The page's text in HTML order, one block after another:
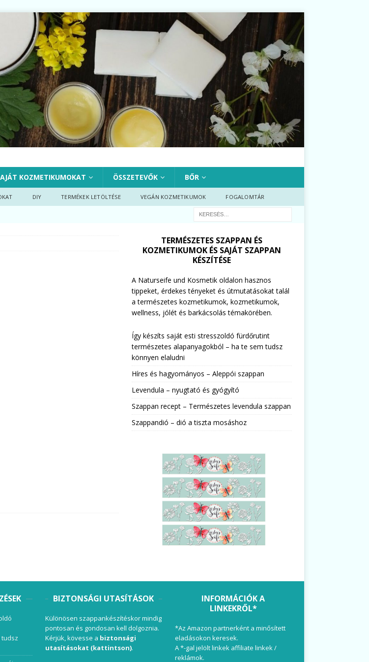
KOZMETIKUMOKAT ÖSSZETEVŐK BŐR
DIY TERMÉKEK LETÖLTÉSE VEGÁN KOZMETIKUMOK FOGALOMTÁR
TERMÉSZETES SZAPPAN ÉS
KOZMETIKUMOK ÉS SAJÁT SZAPPAN
KÉSZÍTÉSE
A Naturseife und Kosmetik oldalon hasznos
tippeket, érdekes tényeket és útmutatásokat talál
a természetes kozmetikumok, kozmetikumok,
wellness, jólét és barkácsolás témakörében.
Így készíts saját esti stresszoldó fürdőrutint
természetes alapanyagokból – ha te sem tudsz
könnyen elaludni
Híres és hagyományos – Aleppói szappan
Levendula – nyugtató és gyógyító
Szappan recept – Természetes levendula szappan
Szappandió – dió a tiszta mosáshoz
BIZTONSÁGI UTASÍTÁSOK
Különösen szappankészítéskor mindig
pontosan és gondosan kell dolgoznia.
Kérjük, kövesse a biztonsági
utasításokat (kattintson).
INFORMÁCIÓK A
LINKEKRŐL*
*Az Amazon partnerként a minősített
eladásokon keresek.
A *-gal jelölt linkek affiliate linkek /
reklámok.